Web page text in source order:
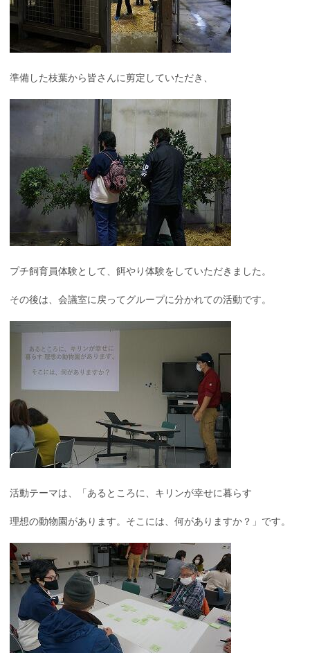
準備した枝葉から皆さんに剪定していただき、
プチ飼育員体験として、餌やり体験をしていただきました。
その後は、会議室に戻ってグループに分かれての活動です。
活動テーマは、「あるところに、キリンが幸せに暮らす
理想の動物園があります。そこには、何がありますか？」です。